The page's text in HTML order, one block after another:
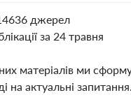
джерел
за 24 травня
матеріалів ми
на актуальні